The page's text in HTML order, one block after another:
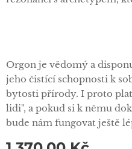
Orgon je vědomý a
jeho čistící schopnosti k
bytosti přírody. I proto
lidi", a pokud si k němu
bude nám fungovat ještě